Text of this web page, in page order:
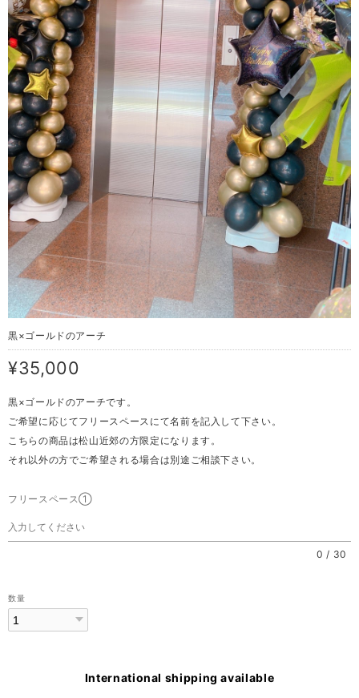
黒×ゴールドのアーチ
¥35,000
黒×ゴールドのアーチです。
ご希望に応じてフリースペースにて名前を記入して下さい。
こちらの商品は松山近郊の方限定になります。
それ以外の方でご希望される場合は別途ご相談下さい。
フリースペース①
0 / 30
数量
International shipping available